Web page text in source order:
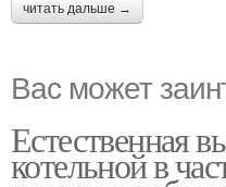
читать дальше →
Вас может
Естественная
котельной в